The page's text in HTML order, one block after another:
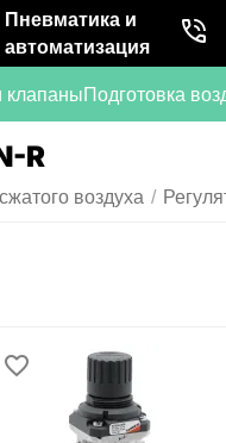
Пневматика и
автоматизация
клапаныПодготовка
R
воздуха /